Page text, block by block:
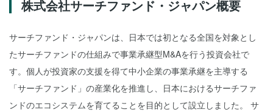
株式会社サーチファンド・ジャパン概要
サーチファンド・ジャパンは、日本では初となる全国を対象とし
たサーチファンドの仕組みで事業承継型M&Aを行う投資会社で
す。個人が投資家の支援を得て中小企業の事業承継を主導する
「サーチファンド」の産業化を推進し、日本におけるサーチファ
ンドのエコシステムを育てることを目的として設立しました。 サ